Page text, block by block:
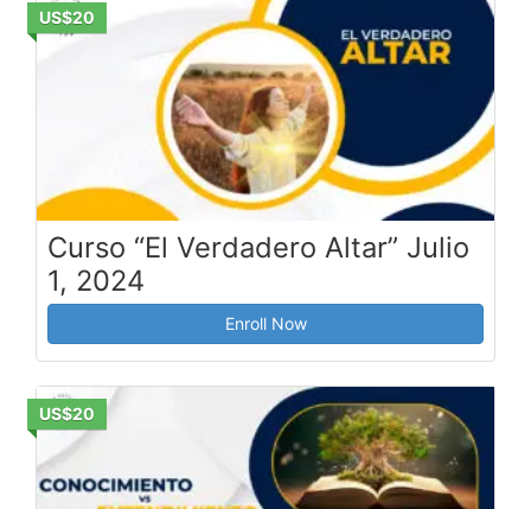
US$20
Curso “El Verdadero Altar” Julio
1, 2024
Enroll Now
US$20